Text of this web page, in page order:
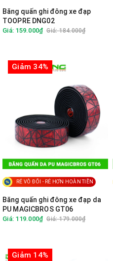
Băng quấn ghi đông xe đạp
TOOPRE DNG02
Giá: 159.000₫ Giá: 184.000₫
Giảm 34%
RẺ VÔ ĐỐI - RẺ HƠN HOÀN TIỀN
Băng quấn ghi đông xe đạp da
PU MAGICBROS GT06
Giá: 119.000₫ Giá: 179.000₫
Giảm 14%